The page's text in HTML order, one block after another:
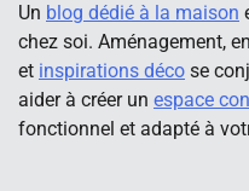
Un blog dédié à la maison
chez soi. Aménagement,
et inspirations déco se
aider à créer un espace
fonctionnel et adapté à